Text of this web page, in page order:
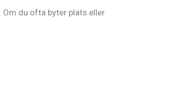
du ofta byter plats eller